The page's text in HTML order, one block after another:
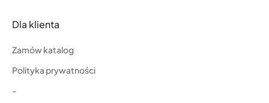
Dla klienta
Zamów katalog
Polityka prywatności
-